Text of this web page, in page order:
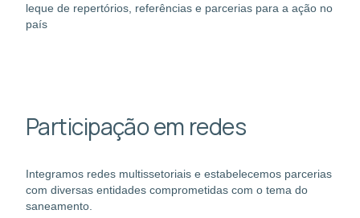
leque de repertórios, referências e parcerias para a ação no
país
Participação em redes
Integramos redes multissetoriais e estabelecemos parcerias
com diversas entidades comprometidas com o tema do
saneamento.